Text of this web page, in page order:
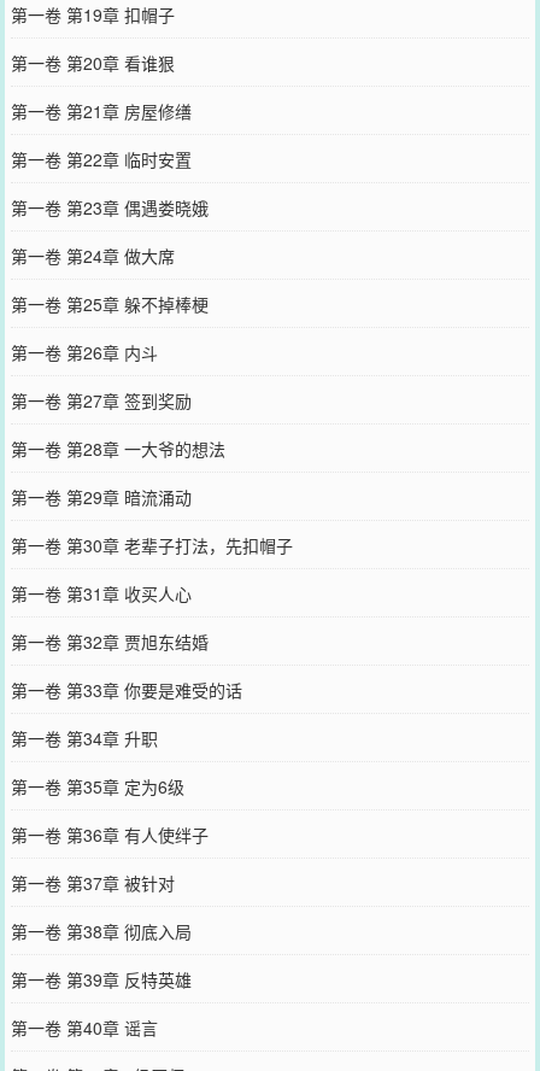
第一卷 第19章 扣帽子
第一卷 第20章 看谁狠
第一卷 第21章 房屋修缮
第一卷 第22章 临时安置
第一卷 第23章 偶遇娄晓娥
第一卷 第24章 做大席
第一卷 第25章 躲不掉棒梗
第一卷 第26章 内斗
第一卷 第27章 签到奖励
第一卷 第28章 一大爷的想法
第一卷 第29章 暗流涌动
第一卷 第30章 老辈子打法，先扣帽子
第一卷 第31章 收买人心
第一卷 第32章 贾旭东结婚
第一卷 第33章 你要是难受的话
第一卷 第34章 升职
第一卷 第35章 定为6级
第一卷 第36章 有人使绊子
第一卷 第37章 被针对
第一卷 第38章 彻底入局
第一卷 第39章 反特英雄
第一卷 第40章 谣言